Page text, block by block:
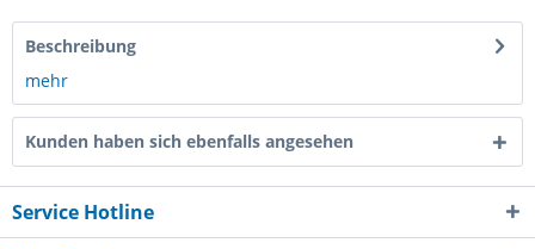
Beschreibung
mehr
Kunden haben sich ebenfalls angesehen
Service Hotline